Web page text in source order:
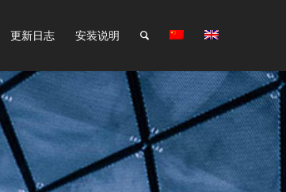
更新日志 安装说明